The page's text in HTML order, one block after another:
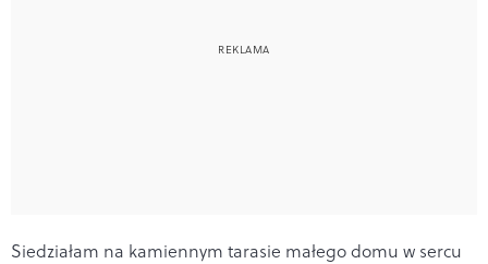
Siedziałam na kamiennym tarasie małego domu w sercu